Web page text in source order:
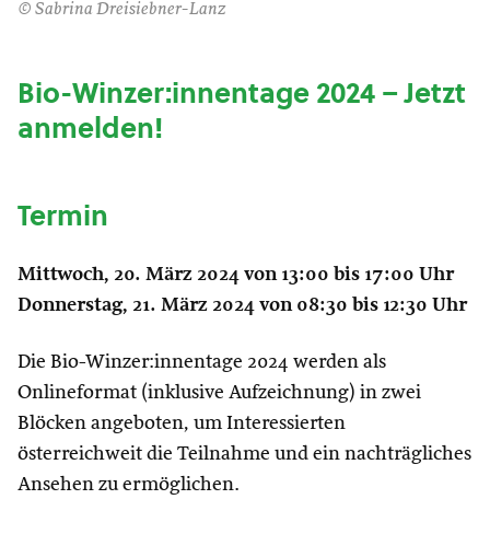
© Sabrina Dreisiebner-Lanz
Bio-Winzer:innentage 2024 – Jetzt
anmelden!
Termin
Mittwoch, 20. März 2024 von 13:00 bis 17:00 Uhr
Donnerstag, 21. März 2024 von 08:30 bis 12:30 Uhr
Die Bio-Winzer:innentage 2024 werden als
Onlineformat (inklusive Aufzeichnung) in zwei
Blöcken angeboten, um Interessierten
österreichweit die Teilnahme und ein nachträgliches
Ansehen zu ermöglichen.